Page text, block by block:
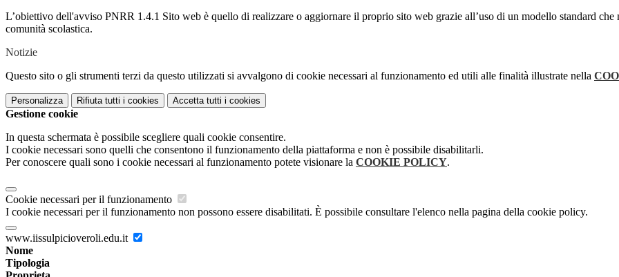
L’obiettivo dell'avviso PNRR 1.4.1 Sito web è quello di realizzare o aggiornare il proprio sito web grazie all’uso di un modello standard
comunità scolastica.
Notizie
Questo sito o gli strumenti terzi da questo utilizzati si avvalgono di cookie necessari al funzionamento ed utili alle finalità illustrate nella
Personalizza Rifiuta tutti i cookies Accetta tutti i cookies
Gestione cookie
In questa schermata è possibile scegliere quali cookie consentire.
I cookie necessari sono quelli che consentono il funzionamento della piattaforma e non è possibile disabilitarli.
Per conoscere quali sono i cookie necessari al funzionamento potete visionare la COOKIE POLICY.
Cookie necessari per il funzionamento
I cookie necessari per il funzionamento non possono essere disabilitati. È possibile consultare l'elenco nella pagina della cookie policy.
www.iissulpicioveroli.edu.it
Nome
Tipologia